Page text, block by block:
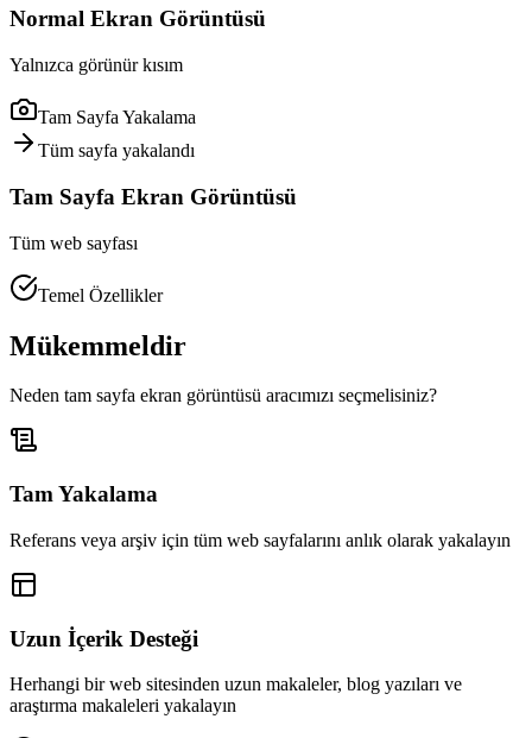
Normal Ekran Görüntüsü
Yalnızca görünür kısım
Tam Sayfa Yakalama
Tüm sayfa yakalandı
Tam Sayfa Ekran Görüntüsü
Tüm web sayfası
Temel Özellikler
Mükemmeldir
Neden tam sayfa ekran görüntüsü aracımızı seçmelisiniz?
Tam Yakalama
Referans veya arşiv için tüm web sayfalarını anlık olarak yakalayın
Uzun İçerik Desteği
Herhangi bir web sitesinden uzun makaleler, blog yazıları ve
araştırma makaleleri yakalayın